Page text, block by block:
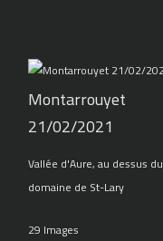
Montarrouyet
21/02/2021
Vallée d'Aure, au dessus du
domaine de St-Lary
29 Images